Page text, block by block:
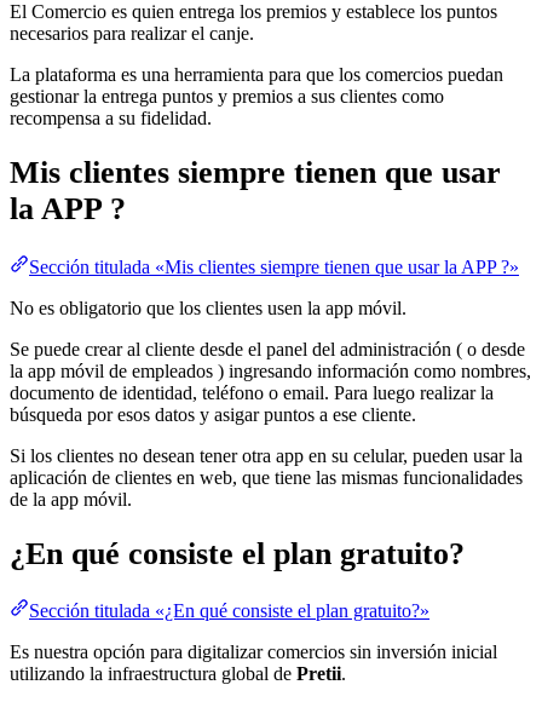
El Comercio es quien entrega los premios y establece los puntos
necesarios para realizar el canje.
La plataforma es una herramienta para que los comercios puedan
gestionar la entrega puntos y premios a sus clientes como
recompensa a su fidelidad.
Mis clientes siempre tienen que usar
la APP ?
Sección titulada «Mis clientes siempre tienen que usar la APP ?»
No es obligatorio que los clientes usen la app móvil.
Se puede crear al cliente desde el panel del administración ( o desde
la app móvil de empleados ) ingresando información como nombres,
documento de identidad, teléfono o email. Para luego realizar la
búsqueda por esos datos y asigar puntos a ese cliente.
Si los clientes no desean tener otra app en su celular, pueden usar la
aplicación de clientes en web, que tiene las mismas funcionalidades
de la app móvil.
¿En qué consiste el plan gratuito?
Sección titulada «¿En qué consiste el plan gratuito?»
Es nuestra opción para digitalizar comercios sin inversión inicial
utilizando la infraestructura global de Pretii.